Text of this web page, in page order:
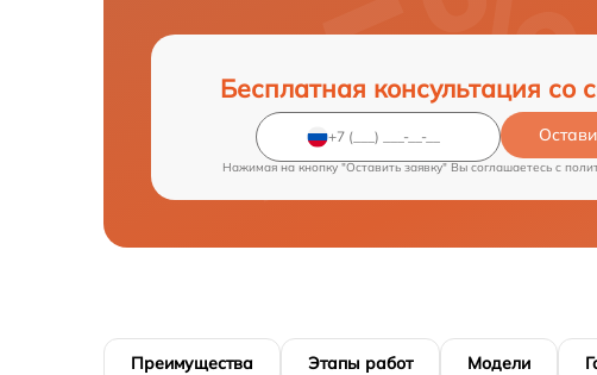
Бесплатная консультация со
Нажимая на кнопку "Оставить заявку" Вы соглашаетесь c
Преимущества Этапы работ Модели